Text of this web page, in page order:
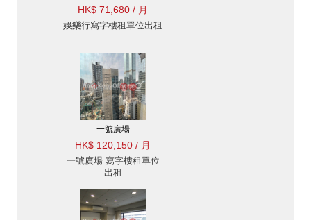
HK$ 71,680 / 月
娛樂行寫字樓租單位出租
一號廣場
HK$ 120,150 / 月
一號廣場 寫字樓租單位
出租